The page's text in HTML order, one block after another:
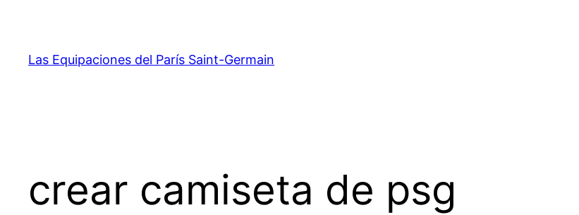
contenido
Las Equipaciones del París Saint-Germain
crear camiseta de psg